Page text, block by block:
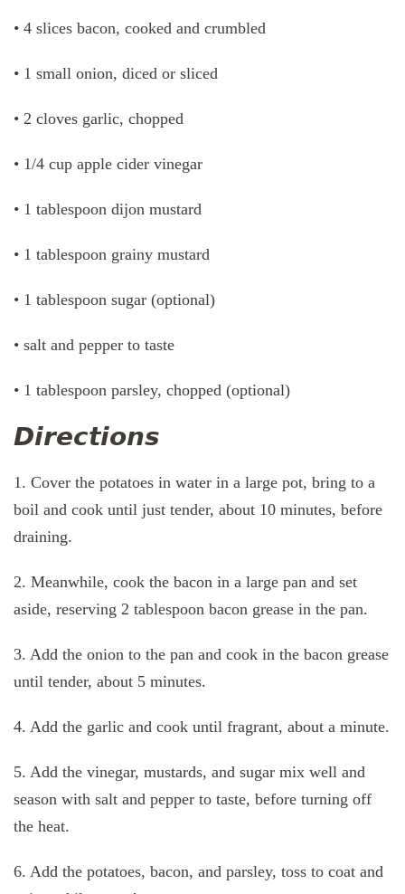
• 4 slices bacon, cooked and crumbled
• 1 small onion, diced or sliced
• 2 cloves garlic, chopped
• 1/4 cup apple cider vinegar
• 1 tablespoon dijon mustard
• 1 tablespoon grainy mustard
• 1 tablespoon sugar (optional)
• salt and pepper to taste
• 1 tablespoon parsley, chopped (optional)
𝘿𝙞𝙧𝙚𝙘𝙩𝙞𝙤𝙣𝙨
1. Cover the potatoes in water in a large pot, bring to a
boil and cook until just tender, about 10 minutes, before
draining.
2. Meanwhile, cook the bacon in a large pan and set
aside, reserving 2 tablespoon bacon grease in the pan.
3. Add the onion to the pan and cook in the bacon grease
until tender, about 5 minutes.
4. Add the garlic and cook until fragrant, about a minute.
5. Add the vinegar, mustards, and sugar mix well and
season with salt and pepper to taste, before turning off
the heat.
6. Add the potatoes, bacon, and parsley, toss to coat and